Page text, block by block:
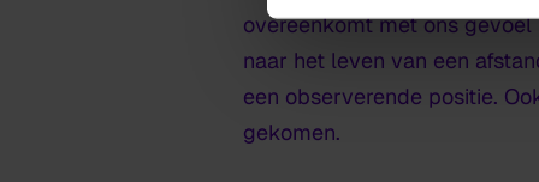
overeenkomt met ons
naar het leven van een
een observerende positie.
gekomen.